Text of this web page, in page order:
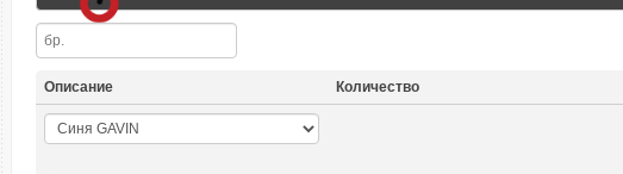
Описание Количество